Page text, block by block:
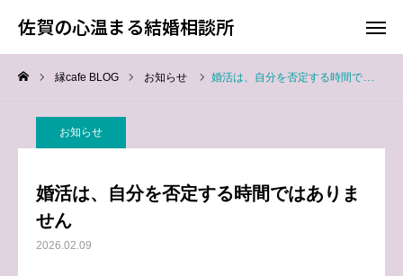
佐賀の心温まる結婚相談所
縁cafe BLOG お知らせ 婚活は、自分を否定する時間ではありません
お知らせ
婚活は、自分を否定する時間ではありま
せん
2026.02.09
佐賀の心温まる結婚相談所
料金
TOP